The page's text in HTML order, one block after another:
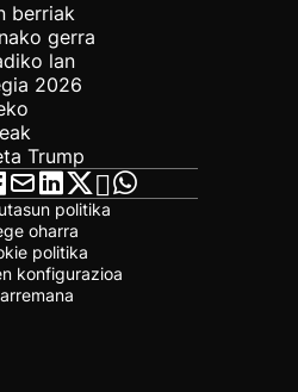
berriak
gerra
lan
2026
Trump
politika
oharra
politika
konfigurazioa